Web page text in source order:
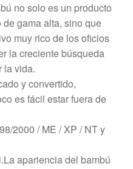
no solo es un producto
gama alta, sino que
muy rico de los oficios
la creciente búsqueda
la vida.
y convertido,
es fácil estar fuera de
2000 / ME / XP / NT y
apariencia del bambú